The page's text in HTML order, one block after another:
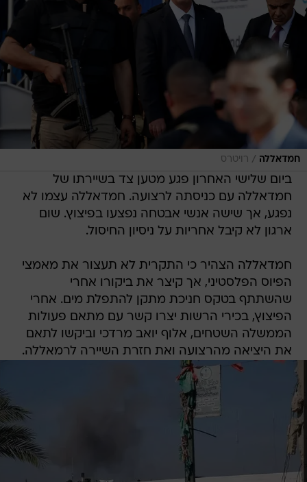
חמדאללה / רויטרס
ביום שלישי האחרון פגע מטען צד בשיירתו של
חמדאללה עם כניסתה לרצועה. חמדאללה עצמו לא
נפגע, אך שישה אנשי אבטחה נפצעו בפיצוץ. שום
ארגון לא קיבל אחריות על ניסיון החיסול.
חמדאללה הצהיר כי התקרית לא תעצור את מאמצי
הפיוס הפלסטיני, אך קיצר את ביקורו אחרי
שהשתתף בטקס חניכת מתקן להתפלת מים. אחרי
הפיצוץ, בכירי הרשות יצרו קשר עם מתאם פעולות
הממשלה השטחים, אלוף יואב מרדכי וביקשו לתאם
את היציאה מהרצועה ואת חזרת השיירה לרמאללה.